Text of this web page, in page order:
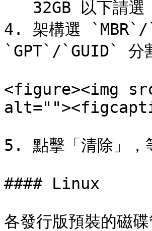
4. 架構選 `MBR`/`
`GPT`/`GUID` 分
<figure><img
5. 點擊「清除」，
#### Linux
各發行版預裝的磁